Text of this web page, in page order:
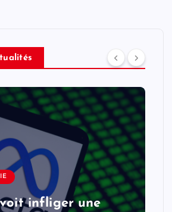
infliger une